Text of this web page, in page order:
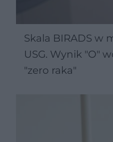
Skala BIRADS w
USG. Wynik "O"
"zero raka"